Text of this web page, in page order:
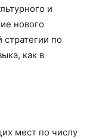
и
нового
стратегии по
как в
мест по числу